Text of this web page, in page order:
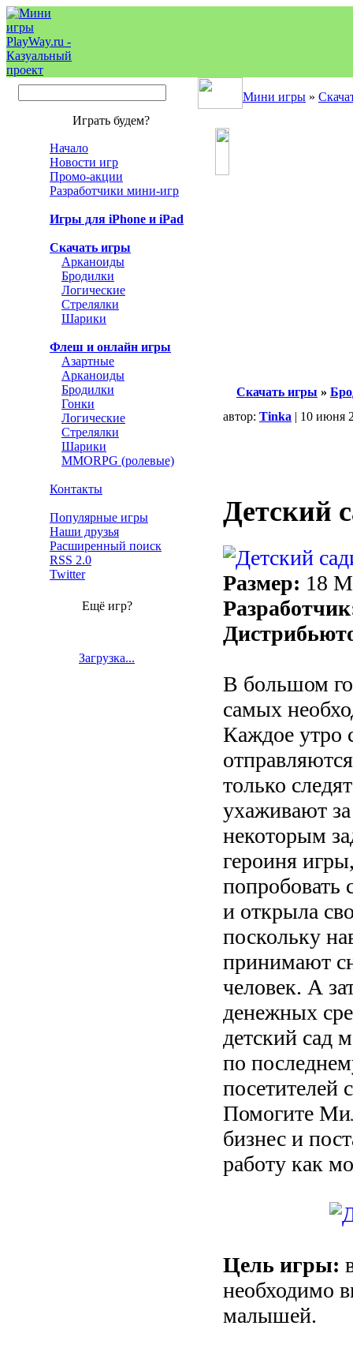
Мини игры »
Играть будем?
Начало
Новости игр
Промо-акции
Разработчики мини-игр
Игры для iPhone и iPad
Скачать игры
Арканоиды
Бродилки
Логические
Стрелялки
Шарики
Флеш и онлайн игры
Азартные
Арканоиды
Бродилки
Гонки
Логические
Стрелялки
Шарики
MMORPG (ролевые)
Контакты
Популярные игры
Наши друзья
Расширенный поиск
RSS 2.0
Twitter
Ещё игр?
Загрузка...
Скачать игры »
автор: Tinka | 10 июня
Детский
Размер: 18
В большом
самых
Каждое утро
только
ухаживают
некоторым
героиня
попробовать
и открыла
поскольку
принимают
человек. А
денежных
детский сад
по
посетителей
Помогите
бизнес и
работу как
Цель игры:
необходимо
малышей.